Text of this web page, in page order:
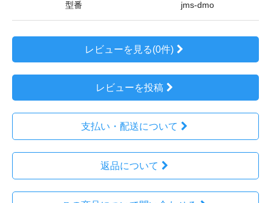
型番 jms-dmo
レビューを見る(0件)
レビューを投稿
支払い・配送について
返品について